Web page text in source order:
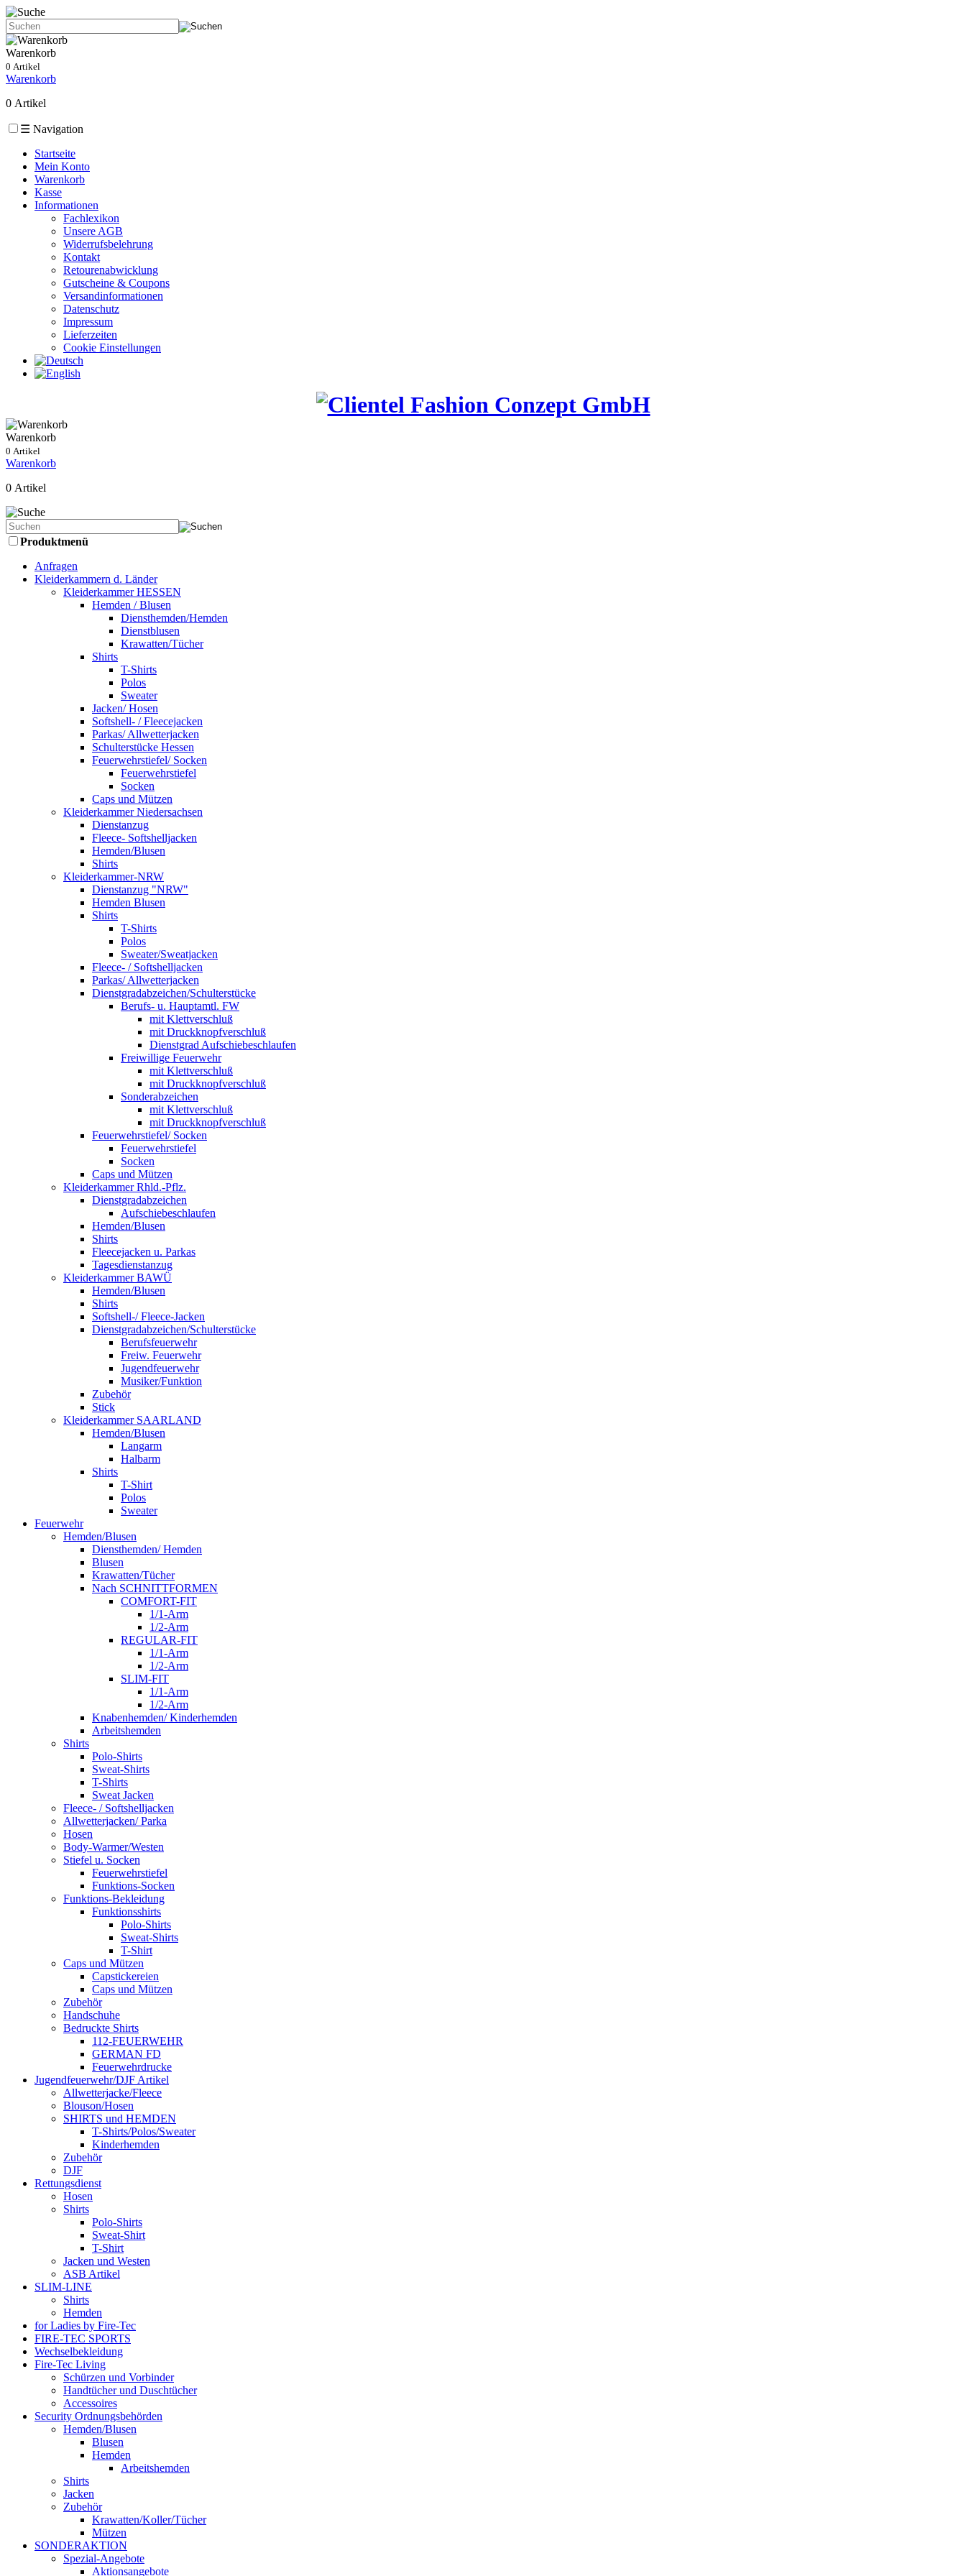
Warenkorb
0 Artikel
Warenkorb
0 Artikel
☰ Navigation
Startseite
Mein Konto
Warenkorb
Kasse
Informationen
Fachlexikon
Unsere AGB
Widerrufsbelehrung
Kontakt
Retourenabwicklung
Gutscheine & Coupons
Versandinformationen
Datenschutz
Impressum
Lieferzeiten
Cookie Einstellungen
Warenkorb
0 Artikel
Warenkorb
0 Artikel
Produktmenü
Anfragen
Kleiderkammern d. Länder
Kleiderkammer HESSEN
Hemden / Blusen
Diensthemden/Hemden
Dienstblusen
Krawatten/Tücher
Shirts
T-Shirts
Polos
Sweater
Jacken/ Hosen
Softshell- / Fleecejacken
Parkas/ Allwetterjacken
Schulterstücke Hessen
Feuerwehrstiefel/ Socken
Feuerwehrstiefel
Socken
Caps und Mützen
Kleiderkammer Niedersachsen
Dienstanzug
Fleece- Softshelljacken
Hemden/Blusen
Shirts
Kleiderkammer-NRW
Dienstanzug "NRW"
Hemden Blusen
Shirts
T-Shirts
Polos
Sweater/Sweatjacken
Fleece- / Softshelljacken
Parkas/ Allwetterjacken
Dienstgradabzeichen/Schulterstücke
Berufs- u. Hauptamtl. FW
mit Klettverschluß
mit Druckknopfverschluß
Dienstgrad Aufschiebeschlaufen
Freiwillige Feuerwehr
mit Klettverschluß
mit Druckknopfverschluß
Sonderabzeichen
mit Klettverschluß
mit Druckknopfverschluß
Feuerwehrstiefel/ Socken
Feuerwehrstiefel
Socken
Caps und Mützen
Kleiderkammer Rhld.-Pflz.
Dienstgradabzeichen
Aufschiebeschlaufen
Hemden/Blusen
Shirts
Fleecejacken u. Parkas
Tagesdienstanzug
Kleiderkammer BAWÜ
Hemden/Blusen
Shirts
Softshell-/ Fleece-Jacken
Dienstgradabzeichen/Schulterstücke
Berufsfeuerwehr
Freiw. Feuerwehr
Jugendfeuerwehr
Musiker/Funktion
Zubehör
Stick
Kleiderkammer SAARLAND
Hemden/Blusen
Langarm
Halbarm
Shirts
T-Shirt
Polos
Sweater
Feuerwehr
Hemden/Blusen
Diensthemden/ Hemden
Blusen
Krawatten/Tücher
Nach SCHNITTFORMEN
COMFORT-FIT
1/1-Arm
1/2-Arm
REGULAR-FIT
1/1-Arm
1/2-Arm
SLIM-FIT
1/1-Arm
1/2-Arm
Knabenhemden/ Kinderhemden
Arbeitshemden
Shirts
Polo-Shirts
Sweat-Shirts
T-Shirts
Sweat Jacken
Fleece- / Softshelljacken
Allwetterjacken/ Parka
Hosen
Body-Warmer/Westen
Stiefel u. Socken
Feuerwehrstiefel
Funktions-Socken
Funktions-Bekleidung
Funktionsshirts
Polo-Shirts
Sweat-Shirts
T-Shirt
Caps und Mützen
Capstickereien
Caps und Mützen
Zubehör
Handschuhe
Bedruckte Shirts
112-FEUERWEHR
GERMAN FD
Feuerwehrdrucke
Jugendfeuerwehr/DJF Artikel
Allwetterjacke/Fleece
Blouson/Hosen
SHIRTS und HEMDEN
T-Shirts/Polos/Sweater
Kinderhemden
Zubehör
DJF
Rettungsdienst
Hosen
Shirts
Polo-Shirts
Sweat-Shirt
T-Shirt
Jacken und Westen
ASB Artikel
SLIM-LINE
Shirts
Hemden
for Ladies by Fire-Tec
FIRE-TEC SPORTS
Wechselbekleidung
Fire-Tec Living
Schürzen und Vorbinder
Handtücher und Duschtücher
Accessoires
Security Ordnungsbehörden
Hemden/Blusen
Blusen
Hemden
Arbeitshemden
Shirts
Jacken
Zubehör
Krawatten/Koller/Tücher
Mützen
SONDERAKTION
Spezial-Angebote
Aktionsangebote